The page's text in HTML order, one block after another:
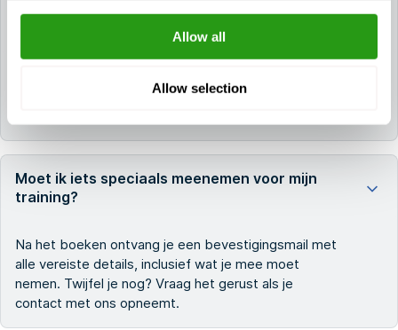
Allow all
Allow selection
opleidingssubsidies (bijv. KMO, France
helpen bij de aanvraagprocedure wanneer je contact
Moet ik iets speciaals meenemen voor mijn
training?
Na het boeken ontvang je een bevestigingsmail met
alle vereiste details, inclusief wat je mee moet
nemen. Twijfel je nog? Vraag het gerust als je
contact met ons opneemt.